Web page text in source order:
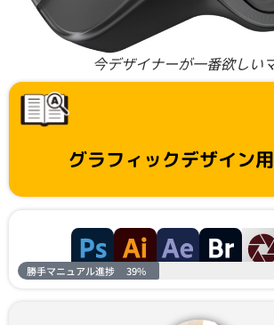
今デザイナーが一番欲しい
グラフィックデザイン
勝手マニュアル進捗 39%